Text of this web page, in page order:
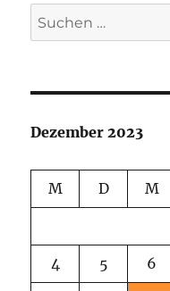
Suchen
nach:
Dezember 2023
M D M
4 5 6